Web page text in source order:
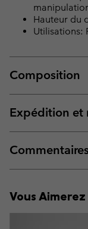
Hauteur du
Utilisations:
Composition
Expédition et
Vous Aimerez